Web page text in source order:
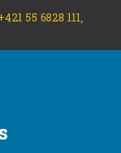
55 6828 111,